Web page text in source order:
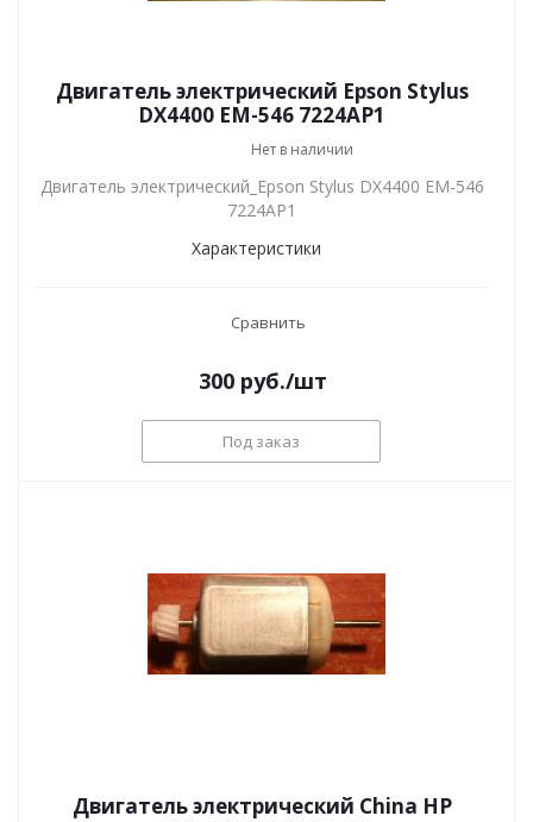
Двигатель электрический Epson Stylus
DX4400 EM-546 7224AP1
Нет в наличии
Двигатель электрический_Epson Stylus DX4400 EM-546
7224AP1
Характеристики
Сравнить
300руб./шт
Под заказ
Двигатель электрический China HP